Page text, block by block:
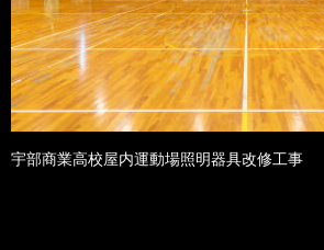
宇部商業高校屋内運動場照明器具改修工事